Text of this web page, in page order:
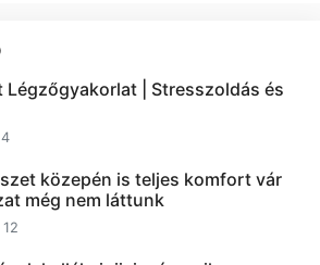
Légzőgyakorlat | Stresszoldás és
4
közepén is teljes komfort vár
még nem láttunk
12